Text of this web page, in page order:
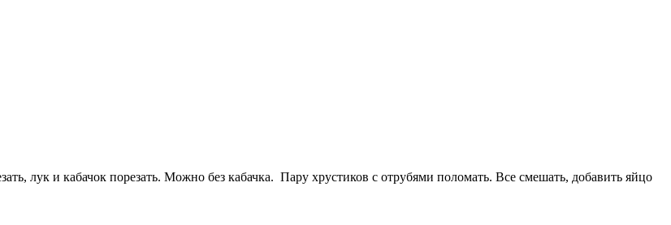
лук и кабачок порезать. Можно без кабачка. Пару хрустиков с отрубями поломать. Все смешать, добавить яйцо